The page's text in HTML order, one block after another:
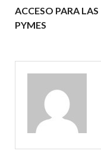
ACCESO PARA LAS
PYMES